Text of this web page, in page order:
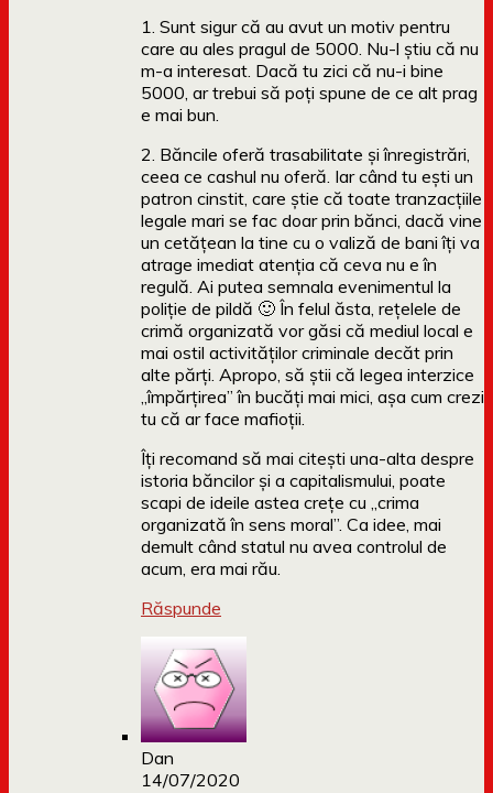
1. Sunt sigur că au avut un motiv pentru
care au ales pragul de 5000. Nu-l știu că nu
m-a interesat. Dacă tu zici că nu-i bine
5000, ar trebui să poți spune de ce alt prag
e mai bun.
2. Băncile oferă trasabilitate și înregistrări,
ceea ce cashul nu oferă. Iar când tu ești un
patron cinstit, care știe că toate tranzacțiile
legale mari se fac doar prin bănci, dacă vine
un cetățean la tine cu o valiză de bani îți va
atrage imediat atenția că ceva nu e în
regulă. Ai putea semnala evenimentul la
poliție de pildă 🙂 În felul ăsta, rețelele de
crimă organizată vor găsi că mediul local e
mai ostil activităților criminale decăt prin
alte părți. Apropo, să știi că legea interzice
„împărțirea” în bucăți mai mici, așa cum crezi
tu că ar face mafioții.
Îți recomand să mai citești una-alta despre
istoria băncilor și a capitalismului, poate
scapi de ideile astea crețe cu „crima
organizată în sens moral”. Ca idee, mai
demult când statul nu avea controlul de
acum, era mai rău.
Răspunde
Dan
14/07/2020